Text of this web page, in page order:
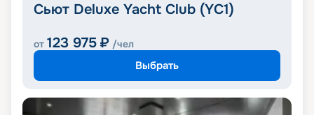
Сьют Deluxe Yacht Club (YC1)
от 123 975 ₽ /чел
Выбрать